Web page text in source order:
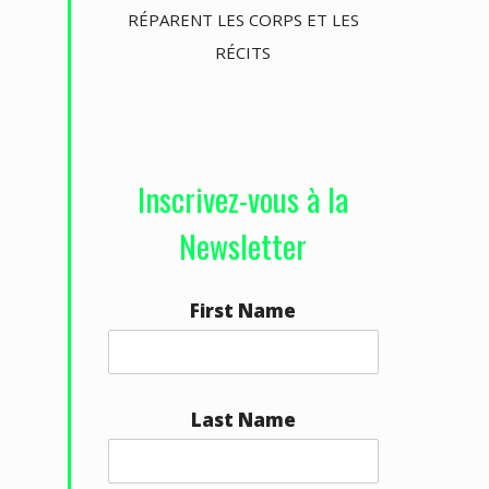
u
p
u
m
RÉPARENT LES CORPS ET LES
RÉCITS
Inscrivez-vous à la
Newsletter
First Name
Last Name